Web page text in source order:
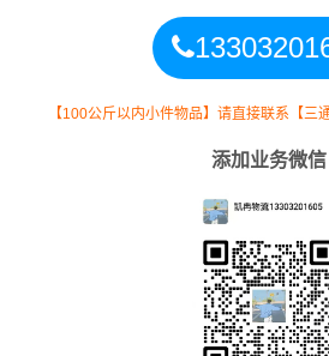
考，不作为最终
【100公斤以内小件物品】请直接联系【三
添加业务微信